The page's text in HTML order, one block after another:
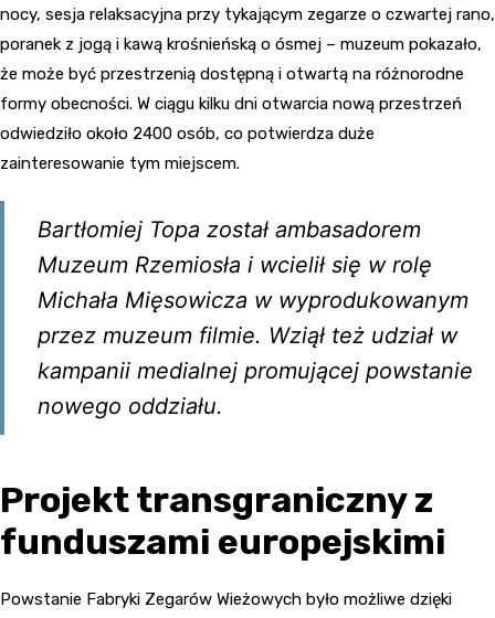
nocy, sesja relaksacyjna przy tykającym zegarze o czwartej rano,
poranek z jogą i kawą krośnieńską o ósmej – muzeum pokazało,
że może być przestrzenią dostępną i otwartą na różnorodne
formy obecności. W ciągu kilku dni otwarcia nową przestrzeń
odwiedziło około 2400 osób, co potwierdza duże
zainteresowanie tym miejscem.
Bartłomiej Topa został ambasadorem
Muzeum Rzemiosła i wcielił się w rolę
Michała Mięsowicza w wyprodukowanym
przez muzeum filmie. Wziął też udział w
kampanii medialnej promującej powstanie
nowego oddziału.
Projekt transgraniczny z
funduszami europejskimi
Powstanie Fabryki Zegarów Wieżowych było możliwe dzięki